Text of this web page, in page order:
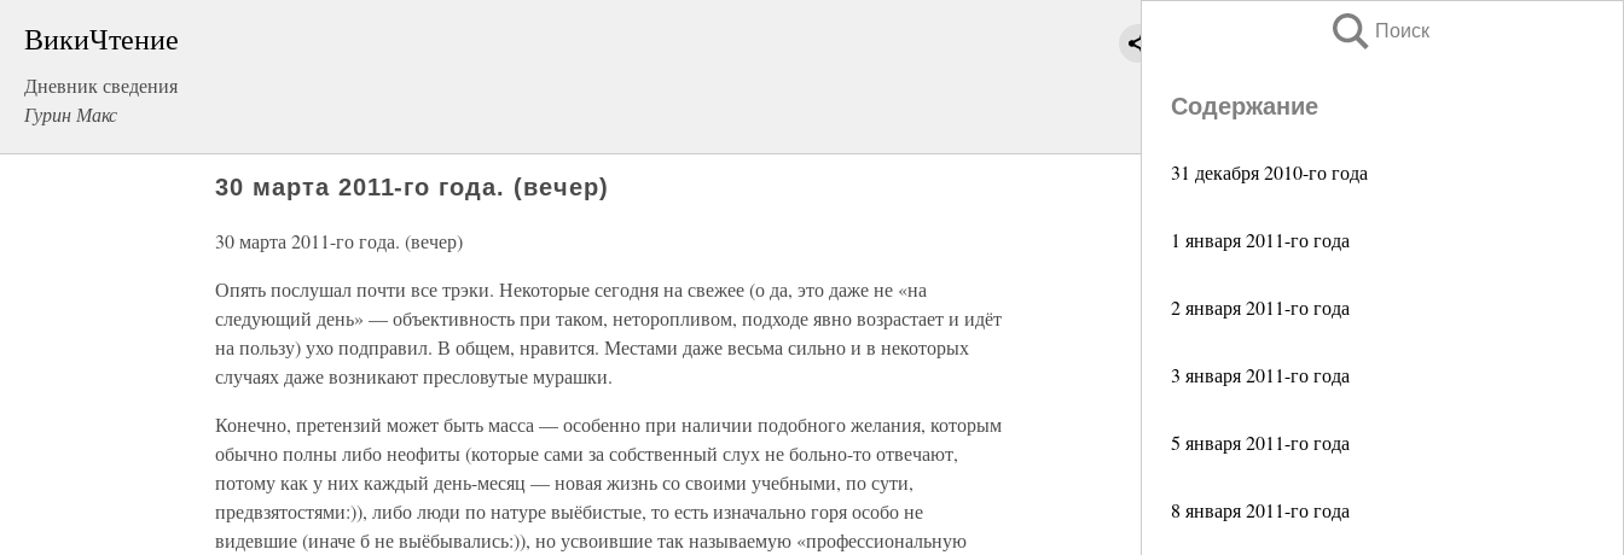
ВикиЧтение
Дневник сведения
Гурин Макс
Поиск
Содержание
31 декабря 2010-го года
1 января 2011-го года
2 января 2011-го года
3 января 2011-го года
5 января 2011-го года
8 января 2011-го года
30 марта 2011-го года. (вечер)
30 марта 2011-го года. (вечер)
Опять послушал почти все трэки. Некоторые сегодня на свежее (о да, это даже не «на
следующий день» — объективность при таком, неторопливом, подходе явно возрастает и идёт
на пользу) ухо подправил. В общем, нравится. Местами даже весьма сильно и в некоторых
случаях даже возникают пресловутые мурашки.
Конечно, претензий может быть масса — особенно при наличии подобного желания, которым
обычно полны либо неофиты (которые сами за собственный слух не больно-то отвечают,
потому как у них каждый день-месяц — новая жизнь со своими учебными, по сути,
предвзятостями:)), либо люди по натуре выёбистые, то есть изначально горя особо не
видевшие (иначе б не выёбывались:)), но усвоившие так называемую «профессиональную